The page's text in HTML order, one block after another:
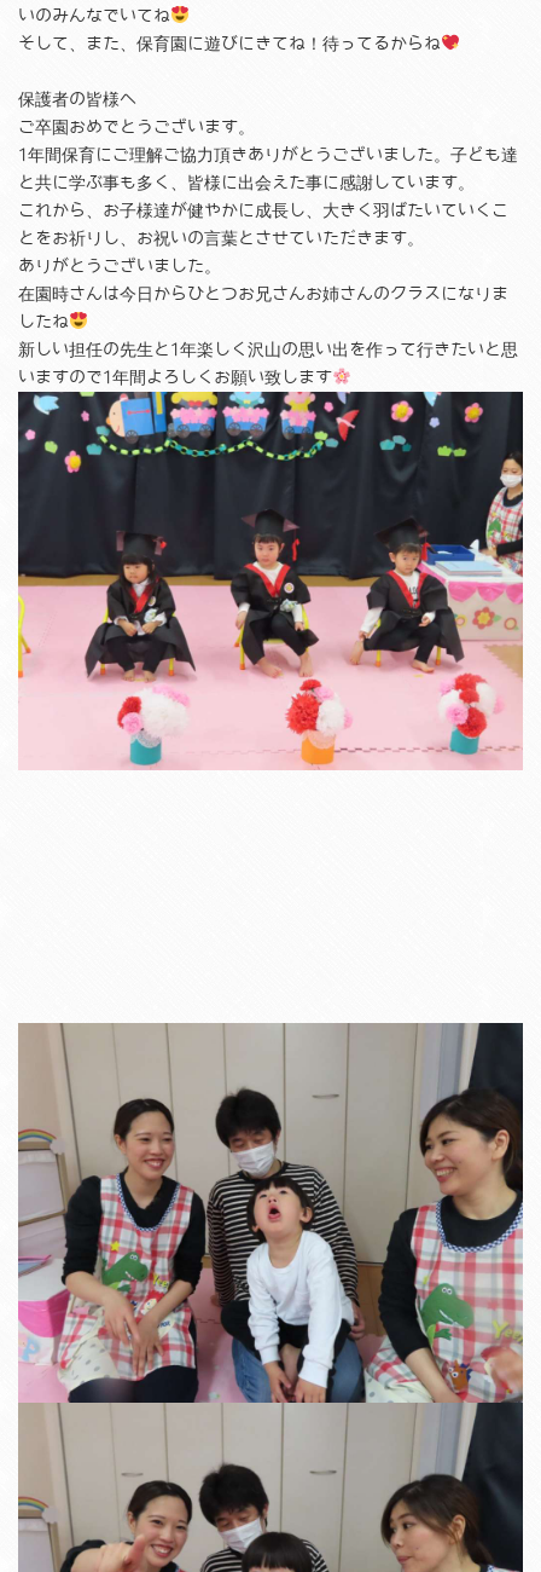
いのみんなでいてね
そして、また、保育園に遊びにきてね！待ってるからね
保護者の皆様へ
ご卒園おめでとうございます。
1年間保育にご理解ご協力頂きありがとうございました。子ども達
と共に学ぶ事も多く、皆様に出会えた事に感謝しています。
これから、お子様達が健やかに成長し、大きく羽ばたいていくこ
とをお祈りし、お祝いの言葉とさせていただきます。
ありがとうございました。
在園時さんは今日からひとつお兄さんお姉さんのクラスになりま
したね
新しい担任の先生と1年楽しく沢山の思い出を作って行きたいと思
いますので1年間よろしくお願い致します